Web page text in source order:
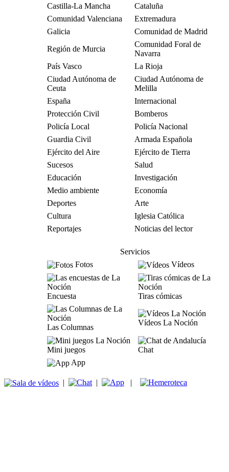
Castilla-La Mancha
Cataluña
Comunidad Valenciana
Extremadura
Galicia
Comunidad de Madrid
Región de Murcia
Comunidad Foral de
Navarra
País Vasco
La Rioja
Ciudad Autónoma de
Ceuta
Ciudad Autónoma de
Melilla
España
Internacional
Protección Civil
Bomberos
Policía Local
Policía Nacional
Guardia Civil
Armada Española
Ejército del Aire
Ejército de Tierra
Sucesos
Salud
Educación
Investigación
Medio ambiente
Economía
Deportes
Arte
Cultura
Iglesia Católica
Reportajes
Noticias del lector
Servicios
Fotos
Vídeos
Encuesta Tiras cómicas
Las Columnas
Vídeos La Noción
Mini juegos
Chat
App
| | |